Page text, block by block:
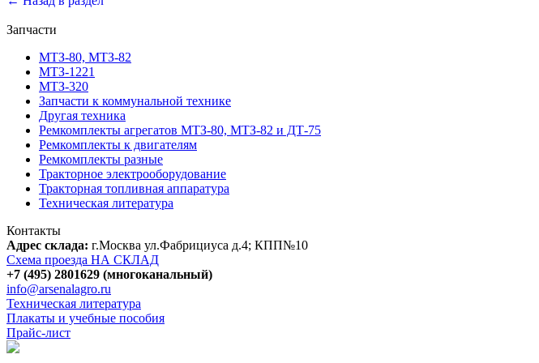
Запчасти
МТЗ-80, МТЗ-82
МТЗ-1221
МТЗ-320
Запчасти к коммунальной технике
Другая техника
Ремкомплекты агрегатов МТЗ-80, МТЗ-82 и ДТ-75
Ремкомплекты к двигателям
Ремкомплекты разные
Тракторное электрооборудование
Тракторная топливная аппаратура
Техническая литература
Контакты
Адрес склада: г.Москва ул.Фабрициуса д.4; КПП№10
Схема проезда НА СКЛАД
+7 (495) 2801629 (многоканальный)
info@arsenalagro.ru
Техническая литература
Плакаты и учебные пособия
Прайс-лист